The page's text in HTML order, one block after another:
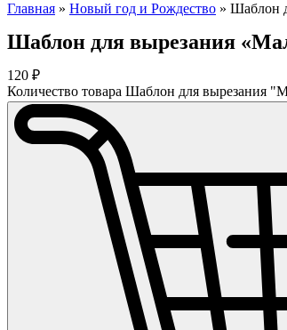
Главная » Новый год и Рождество » Шаблон
Шаблон для вырезания
120 ₽
Количество товара Шаблон для вырезания